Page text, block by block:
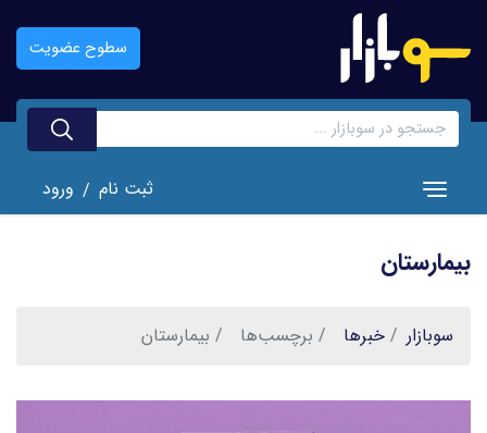
اصلی
سطوح عضویت
Toggle navigation ثبت نام / ورود
بیمارستان
سوبازار خبر‌ها برچسب‌ها بیمارستان